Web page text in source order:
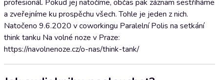
profesionál. Pokud jej natočíme, občas pak záznam sestříháme
a zveřejníme ku prospěchu všech. Tohle je jeden z nich.
Natočeno 9.6.2020 v coworkingu Paralelní Polis na setkání
think tanku Na volné noze v Praze:
https://navolnenoze.cz/o-nas/think-tank/